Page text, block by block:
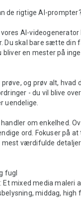
de rigtige AI-
AI-
Du skal bare sætte din
bliver en mester på
og prøv alt, hvad
- du vil blive
uendelige.
om enkelhed.
ord. Fokuser på
mest værdifulde
fugl
Et mixed media maleri
middag, high